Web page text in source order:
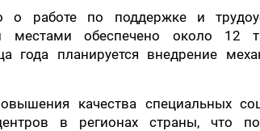
о работе по поддержке и
местами обеспечено около 12
планируется внедрение
качества специальных
в регионах страны, что